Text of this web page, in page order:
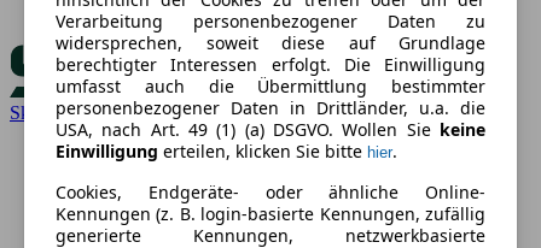
Verarbeitung personenbezogener Daten zu
widersprechen, soweit diese auf Grundlage
berechtigter Interessen erfolgt. Die Einwilligung
umfasst auch die Übermittlung bestimmter
personenbezogener Daten in Drittländer, u.a. die
USA, nach Art. 49 (1) (a) DSGVO. Wollen Sie keine
Einwilligung erteilen, klicken Sie bitte hier.
Cookies, Endgeräte- oder ähnliche Online-
Kennungen (z. B. login-basierte Kennungen, zufällig
generierte Kennungen, netzwerkbasierte
Skoda